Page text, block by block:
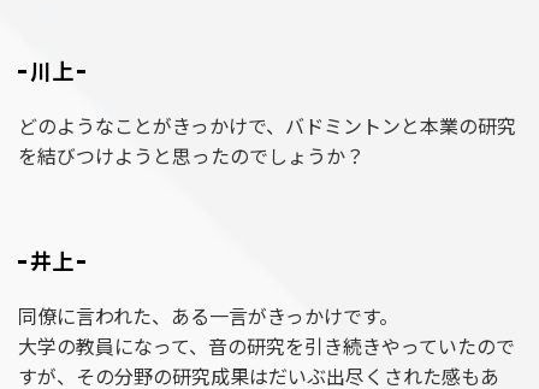
川上
どのようなことがきっかけで、バドミントンと本業の研究
を結びつけようと思ったのでしょうか？
井上
同僚に言われた、ある一言がきっかけです。
大学の教員になって、音の研究を引き続きやっていたので
すが、その分野の研究成果はだいぶ出尽くされた感もあ